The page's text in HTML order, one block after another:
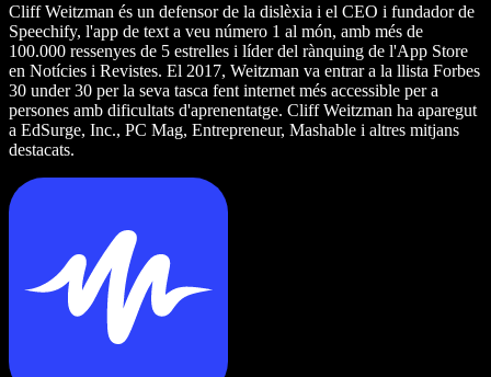
Cliff Weitzman és un defensor de la dislèxia i el CEO i fundador de
Speechify, l'app de text a veu número 1 al món, amb més de
100.000 ressenyes de 5 estrelles i líder del rànquing de l'App Store
en Notícies i Revistes. El 2017, Weitzman va entrar a la llista Forbes
30 under 30 per la seva tasca fent internet més accessible per a
persones amb dificultats d'aprenentatge. Cliff Weitzman ha aparegut
a EdSurge, Inc., PC Mag, Entrepreneur, Mashable i altres mitjans
destacats.